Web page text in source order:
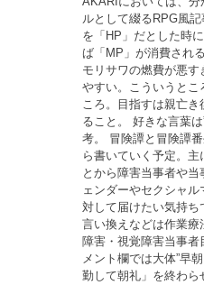
ルとして綴るRPG風
を「HP」だとした時
ば「MP」が消費され
モリサワの燃費が悪
やすい。こういうとこ
ころ。目指すは親亡
ること。 好きな言葉
考。 冒険譚と冒険譚
ら書いていく予定。
とから障害当事者や
ェンダーやセクシャ
対して届けたい気持ち
言い換えなどは作業療
障害・視覚障害当事
メント欄では大体”早
勤して朝礼」を終わら